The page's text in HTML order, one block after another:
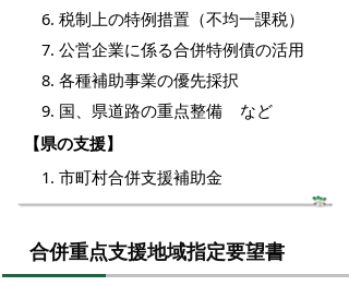
税制上の特例措置（不均一課税）
公営企業に係る合併特例債の活用
各種補助事業の優先採択
国、県道路の重点整備 など
【県の支援】
市町村合併支援補助金
合併重点支援地域指定要望書